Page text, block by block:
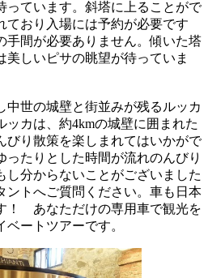
っています。斜塔に上ることがで
ており入場には予約が必要です
手間が必要ありません。傾いた塔
美しいピサの眺望が待っていま
中世の城壁と街並みが残るルッカ
カは、約4kmの城壁に囲まれた
びり散策を楽しまれてはいかがで
ったりとした時間が流れのんびり
し分からないことがございました
ントへご質問ください。車も日本
！ あなただけの専用車で観光を
ートツアーです。